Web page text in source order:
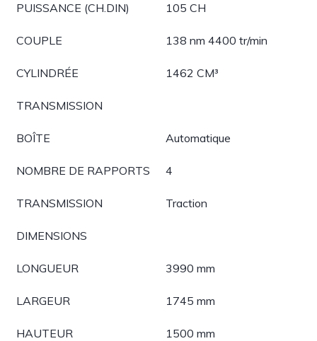
PUISSANCE (CH.DIN) 105 CH
COUPLE 138 nm 4400 tr/min
CYLINDRÉE 1462 CM³
TRANSMISSION
BOÎTE Automatique
NOMBRE DE RAPPORTS 4
TRANSMISSION Traction
DIMENSIONS
LONGUEUR 3990 mm
LARGEUR 1745 mm
HAUTEUR 1500 mm